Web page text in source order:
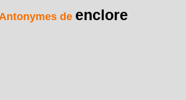
Antonymes de enclore